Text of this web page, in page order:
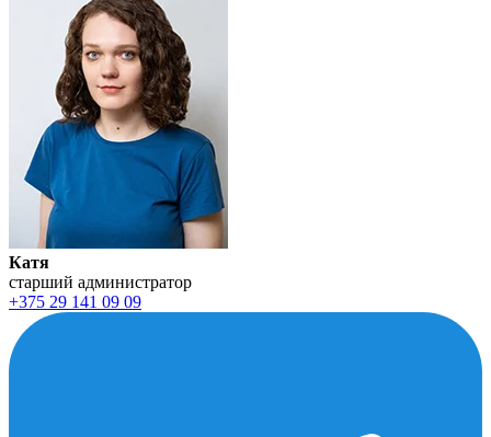
Катя
старший администратор
+375 29 141 09 09